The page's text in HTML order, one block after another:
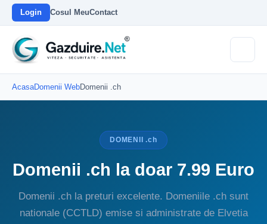
Login Cosul MeuContact
AcasaDomenii WebDomenii .ch
DOMENII .ch
Domenii .ch la doar 7.99 Euro
Domenii .ch la preturi excelente. Domeniile .ch sunt
nationale (CCTLD) emise si administrate de Elvetia